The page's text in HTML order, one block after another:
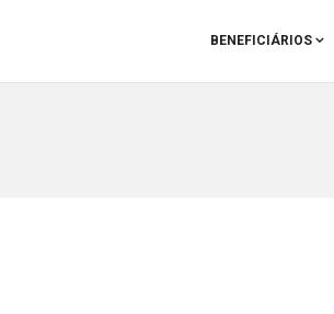
BENEFICIÁRIOS